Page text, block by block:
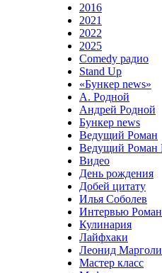
2016
2021
2022
2025
Comedy радио
Stand Up
«Бункер news»
А. Родной
Андрей Родной
Бункер news
Ведущий Роман
Ведущий Роман
Видео
День рождения
Добей цитату
Илья Соболев
Интервью
Кулинария
Лайфхаки
Леонид
Мастер класс